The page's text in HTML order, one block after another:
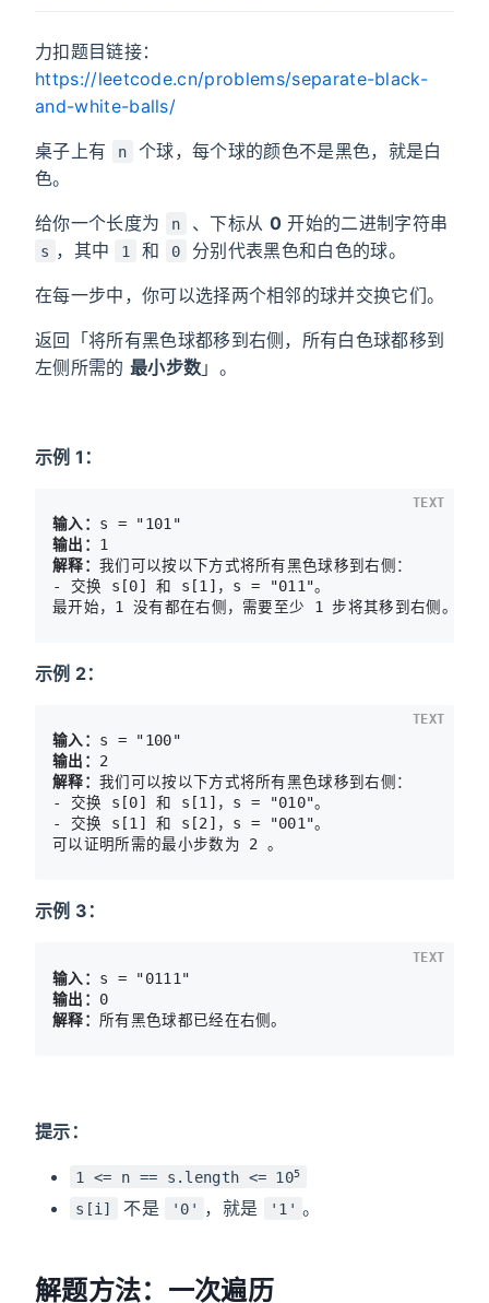
力扣题目链接：
https://leetcode.cn/problems/separate-black-
and-white-balls/
桌子上有 n
个球，每个球的颜色不是黑色，就是白
色。
给你一个长度为 n 、下标从 0 开始的二进制字符串
s ，其中 1 和 0 分别代表黑色和白色的球。
在每一步中，你可以选择两个相邻的球并交换它们。
返回「将所有黑色球都移到右侧，所有白色球都移到
左侧所需的 最小步数 」。
示例 1：
输入：
输出：
解释： 我们可以按以下方式将所有黑色球移到右侧：
- 交换 s[0] 和 s[1]，s = "011"。
最开始，1 没有都在右侧，需要至少 1 步将其移到右侧。
TEXT
示例 2：
输入：
输出：
解释： 我们可以按以下方式将所有黑色球移到右侧：
- 交换 s[0] 和 s[1]，s = "010"。
- 交换 s[1] 和 s[2]，s = "001"。
TEXT
示例 3：
输入：
输出：
解释：
TEXT
提示：
1 <= n == s.length <= 105
s[i] 不是 '0' ，就是 '1' 。
解题方法：一次遍历